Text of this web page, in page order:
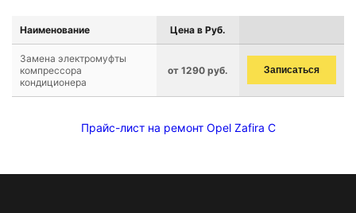
Наименование Цена в Руб.
Замена электромуфты
компрессора
кондиционера
от 1290 руб. Записаться
Прайс-лист на ремонт Opel Zafira C